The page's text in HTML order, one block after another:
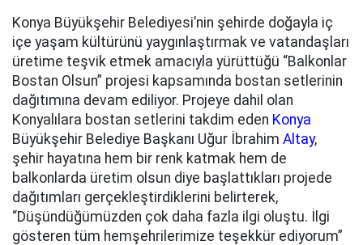
Konya Büyükşehir Belediyesi’nin şehirde doğayla iç
içe yaşam kültürünü yaygınlaştırmak ve vatandaşları
üretime teşvik etmek amacıyla yürüttüğü “Balkonlar
Bostan Olsun” projesi kapsamında bostan setlerinin
dağıtımına devam ediliyor. Projeye dahil olan
Konyalılara bostan setlerini takdim eden Konya
Büyükşehir Belediye Başkanı Uğur İbrahim Altay,
şehir hayatına hem bir renk katmak hem de
balkonlarda üretim olsun diye başlattıkları projede
dağıtımları gerçekleştirdiklerini belirterek,
“Düşündüğümüzden çok daha fazla ilgi oluştu. İlgi
gösteren tüm hemşehrilerimize teşekkür ediyorum”